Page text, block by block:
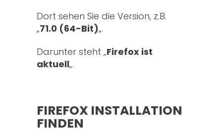
Dort sehen Sie die Version, z.B.
„71.0 (64-Bit)„.
Darunter steht „Firefox ist
aktuell„.
FIREFOX INSTALLATION
FINDEN